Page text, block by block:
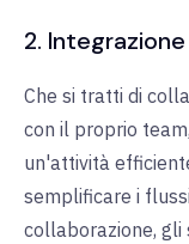
2.
Che si tratti di
con il proprio
un'attività
semplificare i
collaborazione, gli